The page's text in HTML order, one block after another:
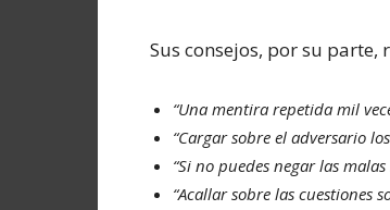
Sus consejos, por su
“Una mentira repetida mil
“Cargar sobre el adversario
“Si no puedes negar las
“Acallar sobre las cuestiones